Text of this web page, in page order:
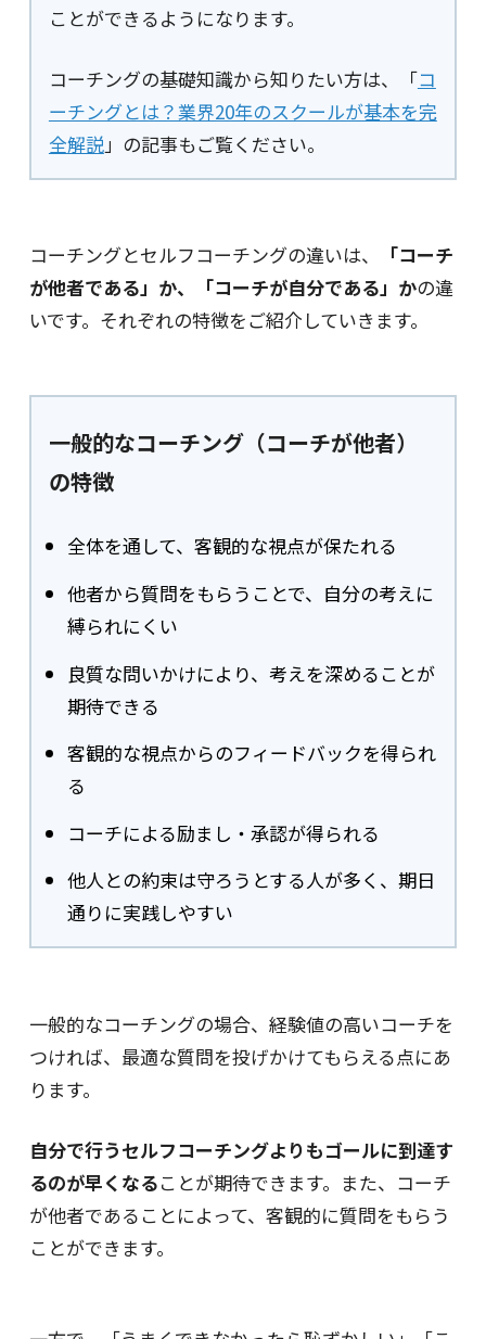
ことができるようになります。
コーチングの基礎知識から知りたい方は、「コ
ーチングとは？業界20年のスクールが基本を完
全解説」の記事もご覧ください。
コーチングとセルフコーチングの違いは、
「コーチ
が他者である」か、「コーチが自分である」かの違
いです。それぞれの特徴をご紹介していきます。
一般的なコーチング（コーチが他者）
の特徴
全体を通して、客観的な視点が保たれる
他者から質問をもらうことで、自分の考えに
縛られにくい
良質な問いかけにより、考えを深めることが
期待できる
客観的な視点からのフィードバックを得られ
る
コーチによる励まし・承認が得られる
他人との約束は守ろうとする人が多く、期日
通りに実践しやすい
一般的なコーチングの場合、経験値の高いコーチを
つければ、最適な質問を投げかけてもらえる点にあ
ります。
自分で行うセルフコーチングよりもゴールに到達す
るのが早くなることが期待できます。また、コーチ
が他者であることによって、客観的に質問をもらう
ことができます。